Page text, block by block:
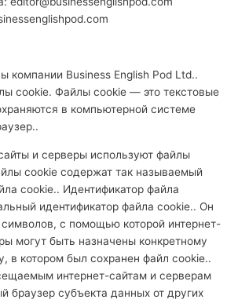
компании Business English Pod Ltd..
cookie. Файлы cookie — это текстовые
в компьютерной системе
и серверы используют файлы
cookie содержат так называемый
cookie.. Идентификатор файла
идентификатор файла cookie.. Он
символов, с помощью которой интернет-
могут быть назначены конкретному
в котором был сохранен файл cookie..
интернет-сайтам и серверам
браузер субъекта данных от других